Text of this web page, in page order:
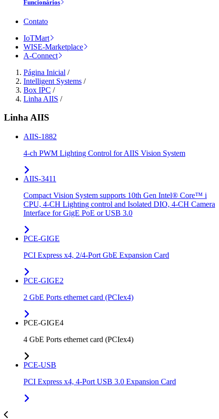
Funcionários
Contato
IoTMart
WISE-Marketplace
A-Connect
Página Inicial /
Intelligent Systems /
Box IPC /
Linha AIIS /
Linha AIIS
AIIS-1882
4-ch PWM Lighting Control for AIIS Vision System
AIIS-3411
Compact Vision System supports 10th Gen Intel® Core™ i
CPU, 4-CH Lighting control and Isolated DIO, 4-CH Camera
Interface for GigE PoE or USB 3.0
PCE-GIGE
PCI Express x4, 2/4-Port GbE Expansion Card
PCE-GIGE2
2 GbE Ports ethernet card (PCIex4)
PCE-GIGE4
4 GbE Ports ethernet card (PCIex4)
PCE-USB
PCI Express x4, 4-Port USB 3.0 Expansion Card